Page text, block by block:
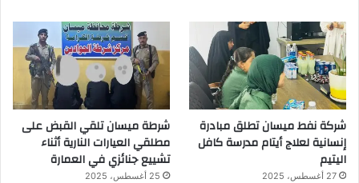
شركة نفط ميسان تطلق مبادرة
إنسانية لعلاج أيتام مدرسة كافل
اليتيم
27 أغسطس، 2025
شرطة ميسان تلقي القبض على
مطلقي العيارات النارية أثناء
تشييع جنائزي في العمارة
25 أغسطس، 2025